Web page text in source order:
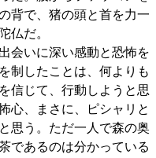
背で、猪の頭と首を力一
仏だ。
会いに深い感動と恐怖を
制したことは、何よりも
信じて、行動しようと思
心、まさに、ピシャリと
思う。ただ一人で森の奥
であるのは分かっている